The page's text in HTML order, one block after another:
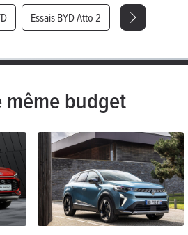
Essais BYD Atto 2
même budget